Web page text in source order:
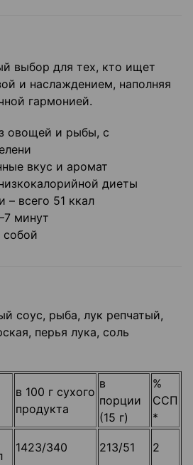
выбор для тех, кто ищет
и наслаждением, наполняя
гармонией.
овощей и рыбы, с
вкус и аромат
диеты
– всего 51 ккал
минут
собой
соус, рыба, лук репчатый,
перья лука, соль
в 100 г сухого
продукта
в
порции
(15 г)
%
ССП
*
1423/340 213/51 2